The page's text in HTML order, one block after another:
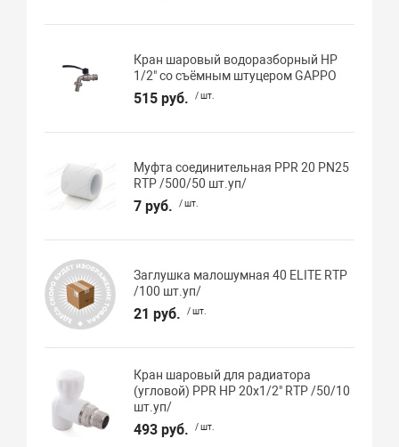
Кран шаровый водоразборный НР
1/2" со съёмным штуцером GAPPO
515 руб. / шт.
Муфта соединительная PPR 20 PN25
RTP /500/50 шт.уп/
7 руб. / шт.
Заглушка малошумная 40 ELITE RTP
/100 шт.уп/
21 руб. / шт.
Кран шаровый для радиатора
(угловой) PPR НР 20х1/2" RTP /50/10
шт.уп/
493 руб. / шт.